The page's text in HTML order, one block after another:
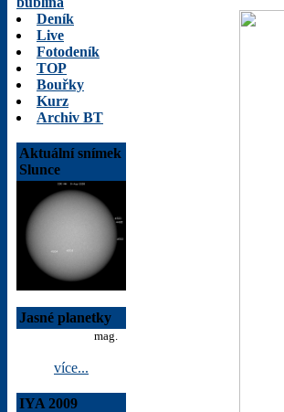
Deník
Live
Fotodeník
TOP
Bouřky
Kurz
Archiv BT
Aktuální snímek
Slunce
Jasné planetky
mag.
více...
IYA 2009